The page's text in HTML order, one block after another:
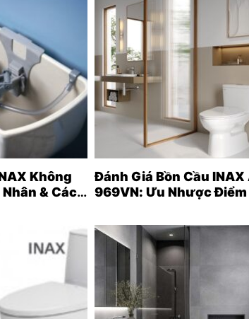
Không
& Cách
Đánh Giá Bồn Cầu INAX
969VN: Ưu Nhược